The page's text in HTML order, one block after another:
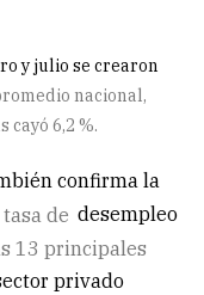
y julio se crearon
nacional,
cayó 6,2 %.
confirma la
tasa de desempleo
13 principales
privado